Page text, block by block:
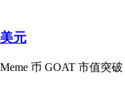
元
币 GOAT 市值突